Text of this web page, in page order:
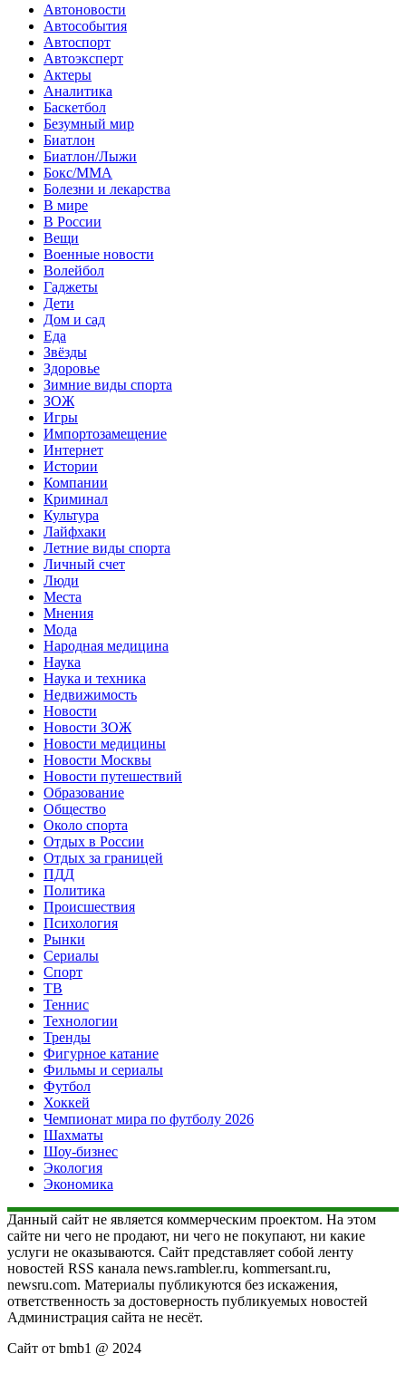
Автоновости
Автособытия
Автоспорт
Автоэксперт
Актеры
Аналитика
Баскетбол
Безумный мир
Биатлон
Биатлон/Лыжи
Бокс/MMA
Болезни и лекарства
В мире
В России
Вещи
Военные новости
Волейбол
Гаджеты
Дети
Дом и сад
Еда
Звёзды
Здоровье
Зимние виды спорта
ЗОЖ
Игры
Импортозамещение
Интернет
Истории
Компании
Криминал
Культура
Лайфхаки
Летние виды спорта
Личный счет
Люди
Места
Мнения
Мода
Народная медицина
Наука
Наука и техника
Недвижимость
Новости
Новости ЗОЖ
Новости медицины
Новости Москвы
Новости путешествий
Образование
Общество
Около спорта
Отдых в России
Отдых за границей
ПДД
Политика
Происшествия
Психология
Рынки
Сериалы
Спорт
ТВ
Теннис
Технологии
Тренды
Фигурное катание
Фильмы и сериалы
Футбол
Хоккей
Чемпионат мира по футболу 2026
Шахматы
Шоу-бизнес
Экология
Экономика
Данный сайт не является коммерческим проектом. На этом
сайте ни чего не продают, ни чего не покупают, ни какие
услуги не оказываются. Сайт представляет собой ленту
новостей RSS канала news.rambler.ru, kommersant.ru,
newsru.com. Материалы публикуются без искажения,
ответственность за достоверность публикуемых новостей
Администрация сайта не несёт.
Сайт от bmb1 @ 2024